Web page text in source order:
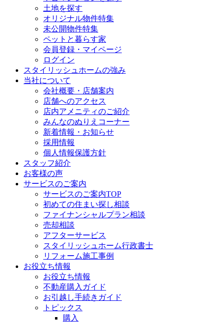
土地を探す
オリジナル物件特集
未公開物件特集
ペットと暮らす家
会員登録・マイページ
ログイン
スタイリッシュホームの強み
当社について
会社概要・店舗案内
店舗へのアクセス
店内アメニティのご紹介
みんなのぬりえコーナー
新着情報・お知らせ
採用情報
個人情報保護方針
スタッフ紹介
お客様の声
サービスのご案内
サービスのご案内TOP
初めての住まい探し相談
ファイナンシャルプラン相談
売却相談
アフターサービス
スタイリッシュホーム行政書士
リフォーム施工事例
お役立ち情報
お役立ち情報
不動産購入ガイド
お引越し手続きガイド
トピックス
購入